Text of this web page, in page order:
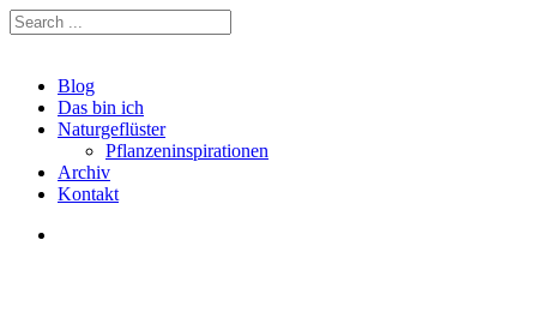
Blog
Das bin ich
Naturgeflüster
Pflanzeninspirationen
Archiv
Kontakt